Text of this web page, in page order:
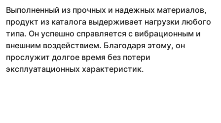
Выполненный из прочных и надежных материалов,
продукт из каталога выдерживает нагрузки любого
типа. Он успешно справляется с вибрационным и
внешним воздействием. Благодаря этому, он
прослужит долгое время без потери
эксплуатационных характеристик.